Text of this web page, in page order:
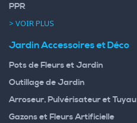
PPR
> VOIR PLUS
Jardin Accessoires et Déco
Pots de Fleurs et Jardin
Outillage de Jardin
Arroseur, Pulvérisateur et Tuyau
Gazons et Fleurs Artificielle